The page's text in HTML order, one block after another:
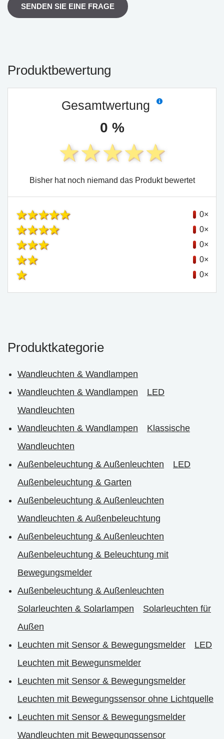
SENDEN SIE EINE FRAGE
Produktbewertung
Gesamtwertung
0 %
Bisher hat noch niemand das Produkt bewertet
0×
0×
0×
0×
0×
Produktkategorie
Wandleuchten & Wandlampen
Wandleuchten & Wandlampen
LED
Wandleuchten
Wandleuchten & Wandlampen
Klassische
Wandleuchten
Außenbeleuchtung & Außenleuchten
LED
Außenbeleuchtung & Garten
Außenbeleuchtung & Außenleuchten
Wandleuchten & Außenbeleuchtung
Außenbeleuchtung & Außenleuchten
Außenbeleuchtung & Beleuchtung mit
Bewegungsmelder
Außenbeleuchtung & Außenleuchten
Solarleuchten & Solarlampen
Solarleuchten für
Außen
Leuchten mit Sensor & Bewegungsmelder
LED
Leuchten mit Bewegunsmelder
Leuchten mit Sensor & Bewegungsmelder
Leuchten mit Bewegungssensor ohne Lichtquelle
Leuchten mit Sensor & Bewegungsmelder
Wandleuchten mit Bewegungssensor